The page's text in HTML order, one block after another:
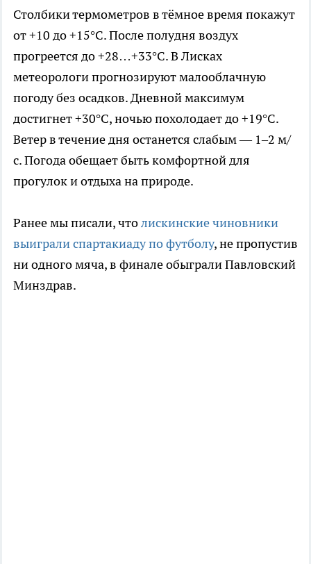
Столбики термометров в тёмное время покажут
от +10 до +15°C. После полудня воздух
прогреется до +28…+33°C. В Лисках
метеорологи прогнозируют малооблачную
погоду без осадков. Дневной максимум
достигнет +30°C, ночью похолодает до +19°C.
Ветер в течение дня останется слабым — 1–2 м/
с. Погода обещает быть комфортной для
прогулок и отдыха на природе.
Ранее мы писали, чтолискинские чиновники
выиграли спартакиаду по футболу, не пропустив
ни одного мяча, в финале обыграли Павловский
Минздрав.